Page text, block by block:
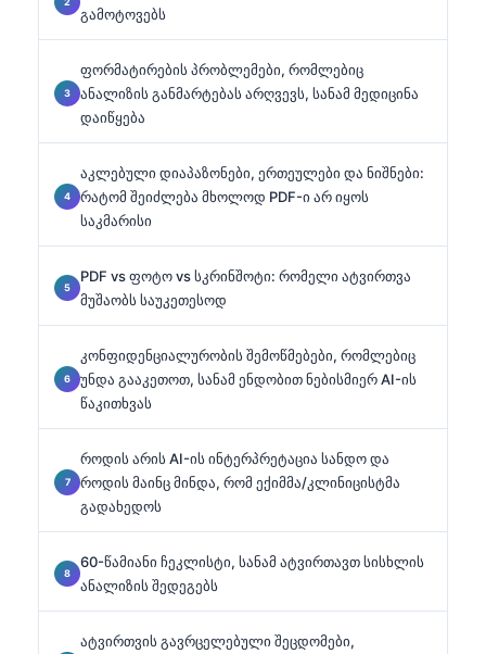
გამოტოვებს
ფორმატირების პრობლემები, რომლებიც
ანალიზის განმარტებას არღვევს, სანამ მედიცინა
დაიწყება
აკლებული დიაპაზონები, ერთეულები და ნიშნები:
რატომ შეიძლება მხოლოდ PDF-ი არ იყოს
საკმარისი
PDF vs ფოტო vs სკრინშოტი: რომელი ატვირთვა
მუშაობს საუკეთესოდ
კონფიდენციალურობის შემოწმებები, რომლებიც
უნდა გააკეთოთ, სანამ ენდობით ნებისმიერ AI-ის
წაკითხვას
როდის არის AI-ის ინტერპრეტაცია სანდო და
როდის მაინც მინდა, რომ ექიმმა/კლინიცისტმა
გადახედოს
60-წამიანი ჩეკლისტი, სანამ ატვირთავთ სისხლის
ანალიზის შედეგებს
ატვირთვის გავრცელებული შეცდომები,